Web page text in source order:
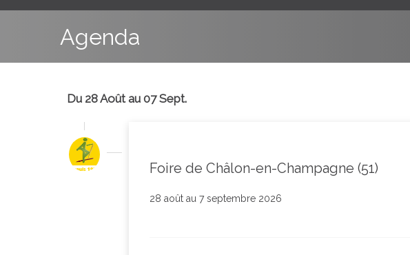
Agenda
Du 28 Août au 07 Sept.
Foire de Châlon-en-Champagne (51)
28 août au 7 septembre 2026